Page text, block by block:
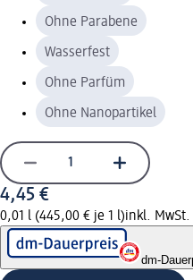
Ohne Parabene
Wasserfest
Ohne Parfüm
Ohne Nanopartikel
4,45 €
0,01 l (445,00 € je 1 l)inkl. MwSt.
dm-